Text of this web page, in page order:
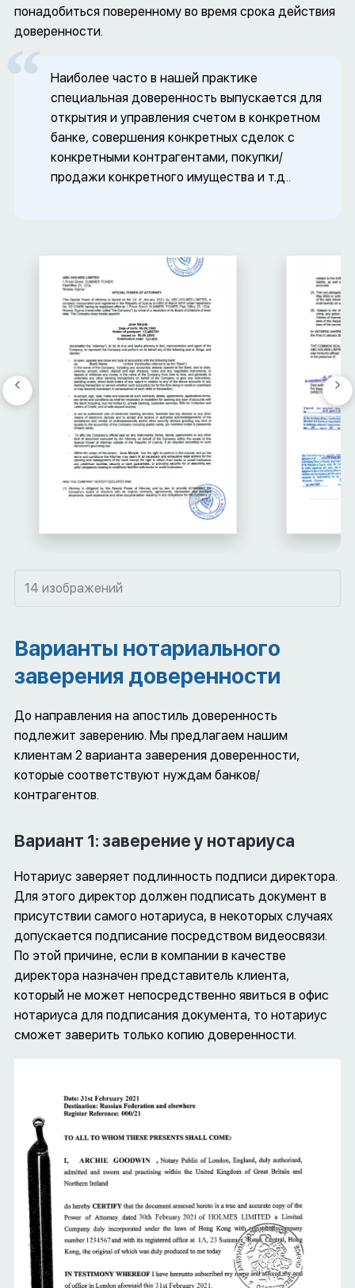
понадобиться поверенному во время срока действия
доверенности.
Наиболее часто в нашей практике
специальная доверенность выпускается для
открытия и управления счетом в конкретном
банке, совершения конкретных сделок с
конкретными контрагентами, покупки/
продажи конкретного имущества и т.д..
14 изображений
Варианты нотариального
заверения доверенности
До направления на апостиль доверенность
подлежит заверению. Мы предлагаем нашим
клиентам 2 варианта заверения доверенности,
которые соответствуют нуждам банков/
контрагентов.
Вариант 1: заверение у нотариуса
Нотариус заверяет подлинность подписи директора.
Для этого директор должен подписать документ в
присутствии самого нотариуса, в некоторых случаях
допускается подписание посредством видеосвязи.
По этой причине, если в компании в качестве
директора назначен представитель клиента,
который не может непосредственно явиться в офис
нотариуса для подписания документа, то нотариус
сможет заверить только копию доверенности.